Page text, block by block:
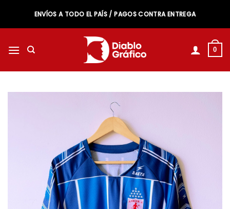
contenido
ENVÍOS A TODO EL PAÍS / PAGOS CONTRA ENTREGA
0